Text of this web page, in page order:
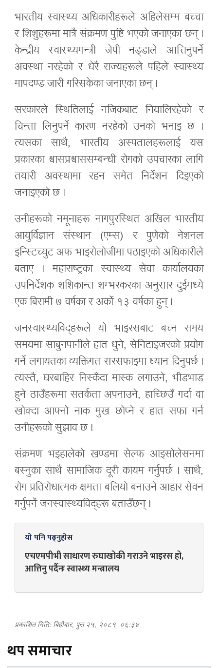
भारतीय स्वास्थ्य अधिकारीहरूले अहिलेसम्म बच्चा
र शिशुहरूमा मात्रै संक्रमण पुष्टि भएको जनाएका छन् ।
केन्द्रीय स्वास्थ्यमन्त्री जेपी नड्डाले आत्तिनुपर्ने
अवस्था नरहेको र धेरै राज्यहरूले पहिले स्वास्थ्य
मापदण्ड जारी गरिसकेका जनाएका छन् ।
सरकारले स्थितिलाई नजिकबाट नियालिरहेको र
चिन्ता लिनुपर्ने कारण नरहेको उनको भनाइ छ ।
त्यसका साथै, भारतीय अस्पतालहरूलाई यस
प्रकारका श्वासप्रश्वाससम्बन्धी रोगको उपचारका लागि
तयारी अवस्थामा रहन समेत निर्देशन दिइएको
जनाइएको छ ।
उनीहरूको नमूनाहरू नागपुरस्थित अखिल भारतीय
आयुर्विज्ञान संस्थान (एम्स) र पुणेको नेशनल
इन्स्टिच्युट अफ भाइरोलोजीमा पठाइएको अधिकारीले
बताए । महाराष्ट्रका स्वास्थ्य सेवा कार्यालयका
उपनिर्देशक शशिकान्त शम्भरकरका अनुसार दुईमध्ये
एक बिरामी ७ वर्षका र अर्को १३ वर्षका हुन् ।
जनस्वास्थ्यविद्‌हरूले यो भाइरसबाट बच्न समय
समयमा साबुनपानीले हात धुने, सेनिटाइजरको प्रयोग
गर्ने लगायतका व्यक्तिगत सरसफाइमा ध्यान दिनुपर्छ ।
त्यस्तै, घरबाहिर निस्कँदा मास्क लगाउने, भीडभाड
हुने ठाउँहरूमा सतर्कता अपनाउने, हाच्छिउँ गर्दा वा
खोक्दा आफ्नो नाक मुख छोप्ने र हात सफा गर्न
उनीहरूको सुझाव छ ।
संक्रमण भइहालेको खण्डमा सेल्फ आइसोलेसनमा
बस्नुका साथै सामाजिक दूरी कायम गर्नुपर्छ । साथै,
रोग प्रतिरोधात्मक क्षमता बलियो बनाउने आहार सेवन
गर्नुपर्ने जनस्वास्थ्यविद्‌हरू बताउँछन् ।
यो पनि पढ्नुहोस
एचएमपीभी साधारण रुघाखोकी गराउने भाइरस हो,
आत्तिनु पर्दैनः स्वास्थ्य मन्त्रालय
प्रकाशित मिति: बिहीबार, पुस २५, २०८१ ०६:३४
थप समाचार